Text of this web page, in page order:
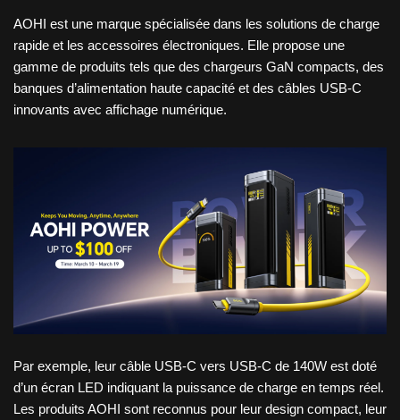
AOHI est une marque spécialisée dans les solutions de charge
rapide et les accessoires électroniques. Elle propose une
gamme de produits tels que des chargeurs GaN compacts, des
banques d’alimentation haute capacité et des câbles USB-C
innovants avec affichage numérique.
Par exemple, leur câble USB-C vers USB-C de 140W est doté
d’un écran LED indiquant la puissance de charge en temps réel.
Les produits AOHI sont reconnus pour leur design compact, leur